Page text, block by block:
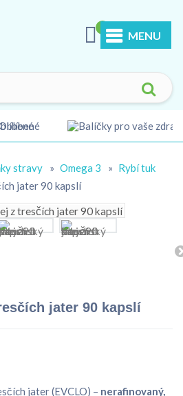
MENU
stravy » Omega 3 » Rybí tuk
jater 90 kapslí
jater 90 kapslí
jater (EVCLO) – nerafinovaný,